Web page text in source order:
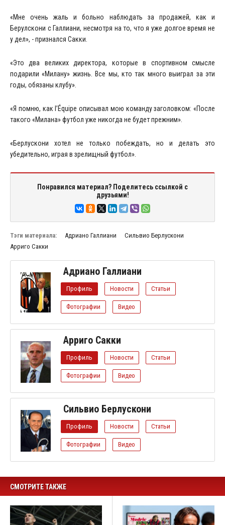
«Мне очень жаль и больно наблюдать за продажей, как и
Берулскони с Галлиани, несмотря на то, что я уже долгое время не
у дел», - признался Сакки.
«Это два великих директора, которые в спортивном смысле
подарили «Милану» жизнь. Все мы, кто так много выиграл за эти
годы, обязаны клубу».
«Я помню, как l’Équipe описывал мою команду заголовком: «После
такого «Милана» футбол уже никогда не будет прежним».
«Берлускони хотел не только побеждать, но и делать это
убедительно, играя в зрелищный футбол».
Понравился материал? Поделитесь ссылкой с
друзьями!
Тэги материала: Адриано Галлиани
Сильвио Берлускони
Арриго Сакки
Адриано Галлиани
Профиль Новости Статьи
Фотографии Видео
Арриго Сакки
Профиль Новости Статьи
Фотографии Видео
Сильвио Берлускони
Профиль Новости Статьи
Фотографии Видео
СМОТРИТЕ ТАКЖЕ